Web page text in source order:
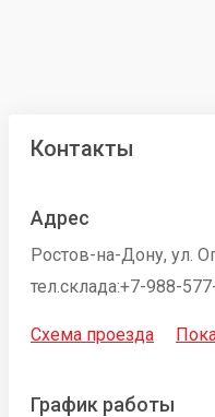
Контакты
Адрес
Ростов-на-Дону, ул.
тел.склада:+7-988-
Схема проезда
График работы